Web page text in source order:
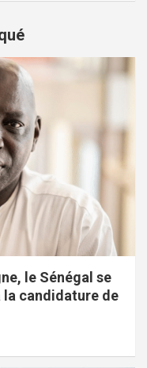
le Sénégal se
la candidature de